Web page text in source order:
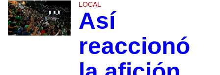
LOCAL
Así
reaccionó